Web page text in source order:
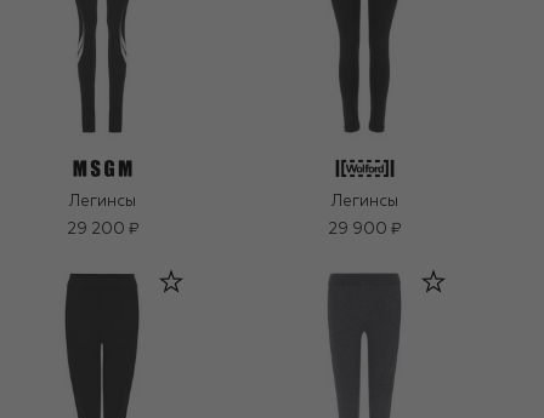
Легинсы
29 200 ₽
Легинсы
29 900 ₽